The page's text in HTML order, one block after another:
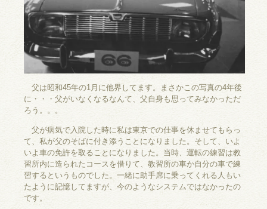
父は昭和45年の1月に他界してます。まさかこの写真の4年後
に・・・父がいなくなるなんて、父自身も思ってみなかっただ
ろう。。。
父が病気で入院した時に私は東京での仕事を休ませてもらっ
て、私が父のそばに付き添うことになりました。そして、いよ
いよ車の免許を取ることになりました。当時、運転の練習は教
習所内に造られたコースを借りて、教習所の車か自分の車で練
習するというものでした。一緒に助手席に乗ってくれる人もい
たように記憶してますが、今のようなシステムではなかったの
です。